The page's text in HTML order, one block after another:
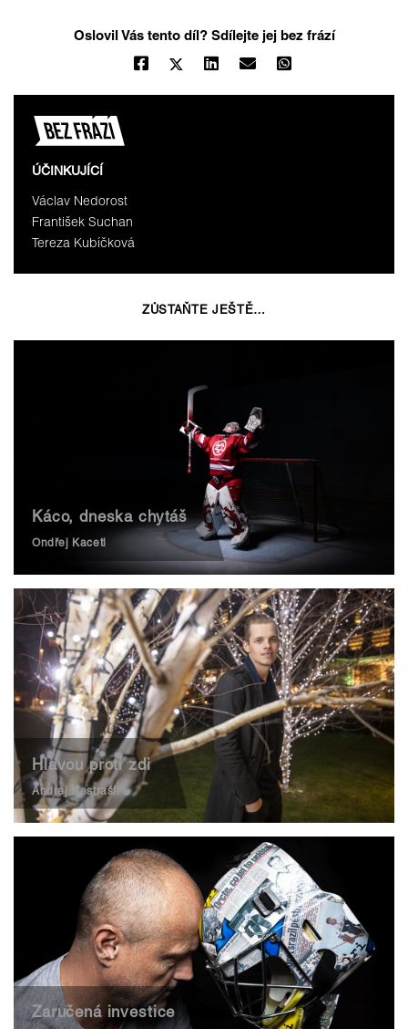
Oslovil Vás tento díl? Sdílejte jej bez frází
ÚČINKUJÍCÍ
Václav Nedorost
František Suchan
Tereza Kubíčková
ZŮSTAŇTE JEŠTĚ…
Káco, dneska chytáš
Ondřej Kacetl
Hlavou proti zdi
Andrej Nestrašil
Zaručená investice